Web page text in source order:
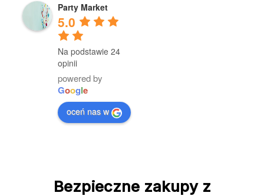
Party Market
5.0
Na podstawie 24
opinii
powered by
Google
oceń nas w
Bezpieczne zakupy z